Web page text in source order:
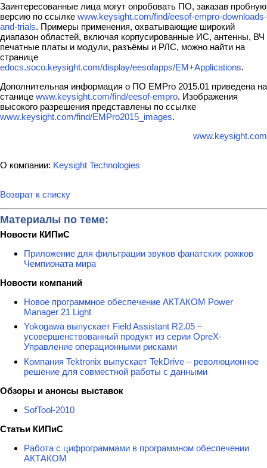
Заинтересованные лица могут опробовать ПО, заказав пробную
версию по ссылке www.keysight.com/find/eesof-empro-downloads-
and-trials. Примеры применения, охватывающие широкий
диапазон областей, включая корпусированные ИС, антенны, ВЧ
печатные платы и модули, разъёмы и РЛС, можно найти на
странице
edocs.soco.keysight.com/display/eesofapps/EM+Applications.
Дополнительная информация о ПО EMPro 2015.01 приведена на
станице www.keysight.com/find/eesof-empro. Изображения
высокого разрешения представлены по ссылке
www.keysight.com/find/EMPro2015_images.
www.keysight.com
О компании: Keysight Technologies
Возврат к списку
Материалы по теме:
Новости КИПиС
Приложение для фильтрации звуков фанатских рожков
Чемпионата мира
Новости компаний
Новое программное обеспечение АКТАКОМ Power
Manager 21 Light
Yokogawa выпускает Field Assistant R2.05 –
усовершенствованный продукт из серии OpreX-
Управление операционными рисками
Компания Tektronix выпускает TekDrive – революционное
решение для совместной работы с данными
Обзоры и анонсы выставок
SofTool-2010
Статьи КИПиС
Работа с цифрограммами в программном обеспечении
АКТАКОМ